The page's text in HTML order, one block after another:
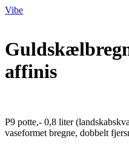
Vibe
affinis
P9 potte,- 0,8 liter
vaseformet bregne, dobbelt